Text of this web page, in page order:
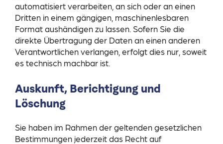
automatisiert verarbeiten, an sich oder an einen
Dritten in einem gängigen, maschinenlesbaren
Format aushändigen zu lassen. Sofern Sie die
direkte Übertragung der Daten an einen anderen
Verantwortlichen verlangen, erfolgt dies nur, soweit
es technisch machbar ist.
Auskunft, Berichtigung und
Löschung
Sie haben im Rahmen der geltenden gesetzlichen
Bestimmungen jederzeit das Recht auf